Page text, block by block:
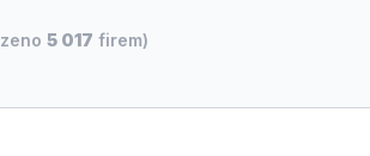
5 017 firem)